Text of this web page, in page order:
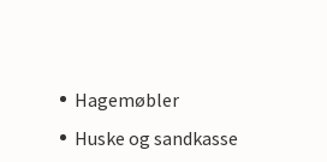
Hagemøbler
Huske og sandkasse